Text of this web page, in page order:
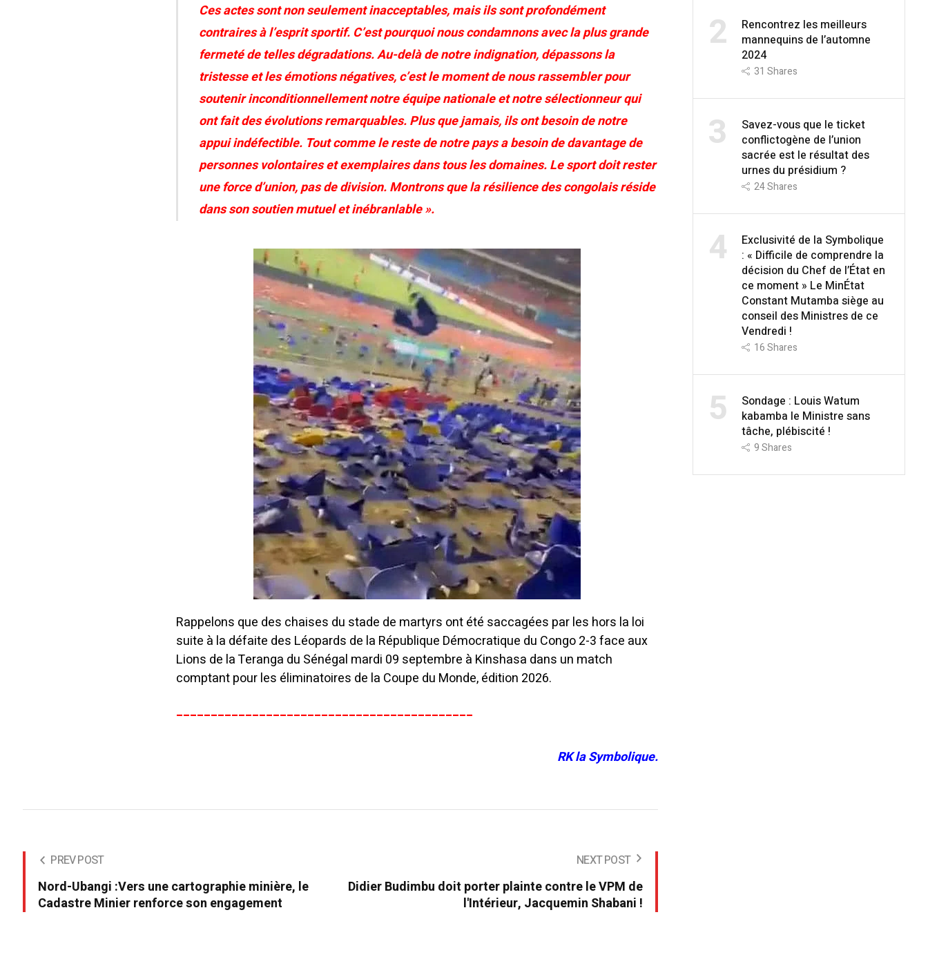
Ces actes sont non seulement inacceptables, mais ils sont profondément
contraires à l’esprit sportif. C’est pourquoi nous condamnons avec la plus grande
fermeté de telles dégradations. Au-delà de notre indignation, dépassons la
tristesse et les émotions négatives, c’est le moment de nous rassembler pour
soutenir inconditionnellement notre équipe nationale et notre sélectionneur qui
ont fait des évolutions remarquables. Plus que jamais, ils ont besoin de notre
appui indéfectible. Tout comme le reste de notre pays a besoin de davantage de
personnes volontaires et exemplaires dans tous les domaines. Le sport doit rester
une force d’union, pas de division. Montrons que la résilience des congolais réside
dans son soutien mutuel et inébranlable ».
Rappelons que des chaises du stade de martyrs ont été saccagées par les hors la loi
suite à la défaite des Léopards de la République Démocratique du Congo 2-3 face aux
Lions de la Teranga du Sénégal mardi 09 septembre à Kinshasa dans un match
comptant pour les éliminatoires de la Coupe du Monde, édition 2026.
___________________________________________
RK la Symbolique.
PREV POST
Nord-Ubangi :Vers une cartographie minière, le
Cadastre Minier renforce son engagement
NEXT POST
Didier Budimbu doit porter plainte contre le VPM de
l'Intérieur, Jacquemin Shabani !
2
Rencontrez les meilleurs
mannequins de l’automne
2024
31 Shares
3
Savez-vous que le ticket
conflictogène de l’union
sacrée est le résultat des
urnes du présidium ?
24Shares
4
Exclusivité de la Symbolique
: « Difficile de comprendre la
décision du Chef de l’État en
ce moment » Le MinÉtat
Constant Mutamba siège au
conseil des Ministres de ce
Vendredi !
16Shares
5
Sondage : Louis Watum
kabamba le Ministre sans
tâche, plébiscité !
9Shares